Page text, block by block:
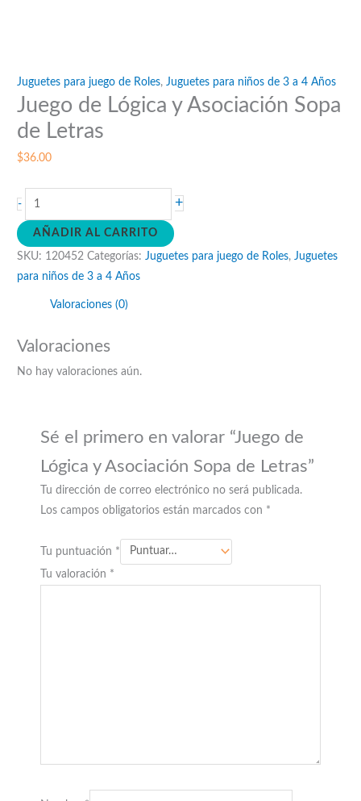
Juguetes para juego de Roles,Juguetes para niños de 3 a 4 Años
Juego de Lógica y Asociación Sopa
de Letras
$36.00
-
Juego
de
Lógica
y
Asociación
Letras
+
AÑADIR AL CARRITO
SKU: 120452 Categorías:Juguetes para juego de Roles,Juguetes
para niños de 3 a 4 Años
Valoraciones (0)
Valoraciones
No hay valoraciones aún.
Sé el primero en valorar “Juego de
Lógica y Asociación Sopa de Letras”
Tu dirección de correo electrónico no será publicada.
Los campos obligatorios están marcados con *
Tu puntuación *
Tu valoración *